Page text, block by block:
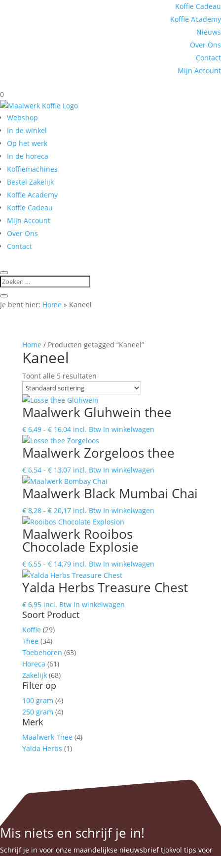
Koffie Cadeau
Koffie Academy
Nieuws
Over Ons
Contact
Mijn Account
0
Webshop
In de winkel
Op het werk
In de horeca
Koffiemachines
Bestel Zakelijk
Koffie Academy
Koffie Cadeau
Mijn Account
Over Ons
Contact
Je bent hier: Home » Kaneel
Home / Producten getagged “Kaneel”
Kaneel
Toont alle 5 resultaten
Maalwerk Gluhwein thee
€6,49 - €16,04Prijsklasse:
€ 6,49
tot
incl. Btw In winkelwagenDit
heeft
variaties.
optie
kan
productpagina
Maalwerk Zorgeloos thee
€6,54 - €13,07Prijsklasse:
€ 6,54
tot
incl. Btw In winkelwagenDit
heeft
variaties.
op
de
Maalwerk Black Mumbai Chai
€8,28 - €20,17Prijsklasse:
€ 8,28
tot
€ 20,17
incl. Btw In winkelwagenDit
Deze
kan
Maalwerk Rooibos
Chocolade Explosie
€6,55 - €14,79Prijsklasse:
€ 6,55
tot
incl. Btw In winkelwagenDit
heeft
Yalda Herbs Treasure Chest
€6,95 incl. Btw In winkelwagen
Soort Product
Koffie (29)
Thee (34)
Toebehoren (63)
Horeca (61)
Zakelijk (68)
Filter op
100 gram (4)
250 gram (4)
Merk
Maalwerk Thee (4)
Yalda Herbs (1)
Mis niets en schrijf je in!
Schrijf je in voor onze maandelijkse nieuwsbrief tjokvol tips voor